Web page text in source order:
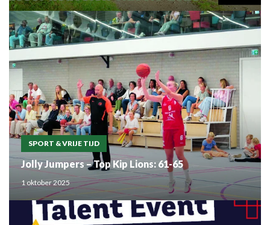
SPORT & VRIJE TIJD
Jolly Jumpers – Top Kip Lions: 61-65
1 oktober 2025